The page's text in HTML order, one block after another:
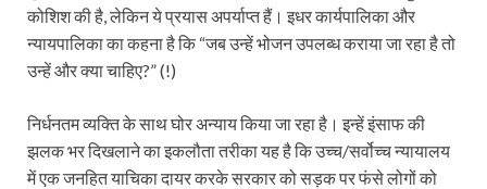
कोशिश की है, लेकिन ये प्रयास अपर्याप्त हैं। इधर कार्यपालिका और
न्यायपालिका का कहना है कि “जब उन्हें भोजन उपलब्ध कराया जा रहा है तो
उन्हें और क्या चाहिए?” (!)
निर्धनतम व्यक्ति के साथ घोर अन्याय किया जा रहा है। इन्हें इंसाफ की
झलक भर दिखलाने का इकलौता तरीका यह है कि उच्च/सर्वोच्च न्यायालय
में एक जनहित याचिका दायर करके सरकार को सड़क पर फंसे लोगों को